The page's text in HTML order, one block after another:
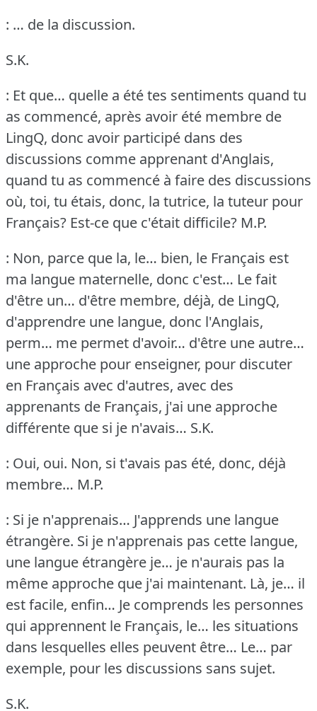
: … de la discussion.
S.K.
: Et que… quelle a été tes sentiments quand tu
as commencé, après avoir été membre de
LingQ, donc avoir participé dans des
discussions comme apprenant d'Anglais,
quand tu as commencé à faire des discussions
où, toi, tu étais, donc, la tutrice, la tuteur pour
Français? Est-ce que c'était difficile? M.P.
: Non, parce que la, le… bien, le Français est
ma langue maternelle, donc c'est… Le fait
d'être un… d'être membre, déjà, de LingQ,
d'apprendre une langue, donc l'Anglais,
perm… me permet d'avoir… d'être une autre…
une approche pour enseigner, pour discuter
en Français avec d'autres, avec des
apprenants de Français, j'ai une approche
différente que si je n'avais… S.K.
: Oui, oui. Non, si t'avais pas été, donc, déjà
membre… M.P.
: Si je n'apprenais… J'apprends une langue
étrangère. Si je n'apprenais pas cette langue,
une langue étrangère je… je n'aurais pas la
même approche que j'ai maintenant. Là, je… il
est facile, enfin… Je comprends les personnes
qui apprennent le Français, le… les situations
dans lesquelles elles peuvent être… Le… par
exemple, pour les discussions sans sujet.
S.K.